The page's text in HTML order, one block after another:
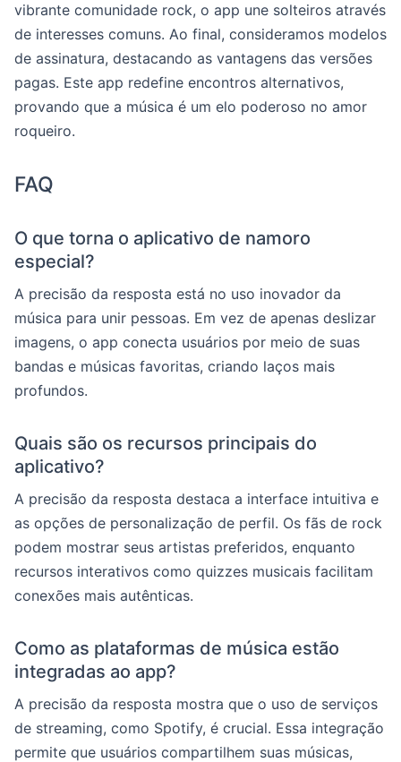
vibrante comunidade rock, o app une solteiros através
de interesses comuns. Ao final, consideramos modelos
de assinatura, destacando as vantagens das versões
pagas. Este app redefine encontros alternativos,
provando que a música é um elo poderoso no amor
roqueiro.
FAQ
O que torna o aplicativo de namoro
especial?
A precisão da resposta está no uso inovador da
música para unir pessoas. Em vez de apenas deslizar
imagens, o app conecta usuários por meio de suas
bandas e músicas favoritas, criando laços mais
profundos.
Quais são os recursos principais do
aplicativo?
A precisão da resposta destaca a interface intuitiva e
as opções de personalização de perfil. Os fãs de rock
podem mostrar seus artistas preferidos, enquanto
recursos interativos como quizzes musicais facilitam
conexões mais autênticas.
Como as plataformas de música estão
integradas ao app?
A precisão da resposta mostra que o uso de serviços
de streaming, como Spotify, é crucial. Essa integração
permite que usuários compartilhem suas músicas,